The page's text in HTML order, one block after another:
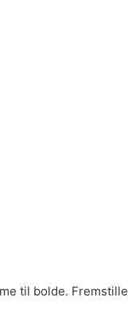
til bolde.